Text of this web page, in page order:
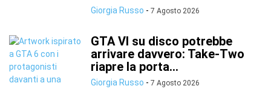
Giorgia Russo - 7 Agosto 2026
GTA VI su disco potrebbe
arrivare davvero: Take-Two
riapre la porta...
Giorgia Russo - 7 Agosto 2026